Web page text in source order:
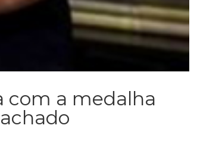
com a medalha